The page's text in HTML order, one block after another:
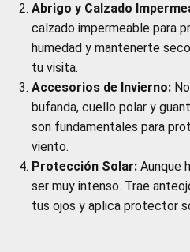
Abrigo y Calzado
calzado impermeable para
humedad y mantenerte
tu visita.
Accesorios de Invierno:
bufanda, cuello polar y
son fundamentales para
viento.
Protección Solar: Aunque
ser muy intenso. Trae
tus ojos y aplica protector